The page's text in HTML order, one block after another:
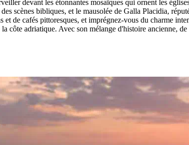
devant les étonnantes mosaïques qui ornent les
scènes bibliques, et le mausolée de Galla Placidia,
et de cafés pittoresques, et imprégnez-vous du charme
côte adriatique. Avec son mélange d'histoire ancienne,